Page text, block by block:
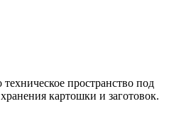
пространство под
картошки и заготовок.